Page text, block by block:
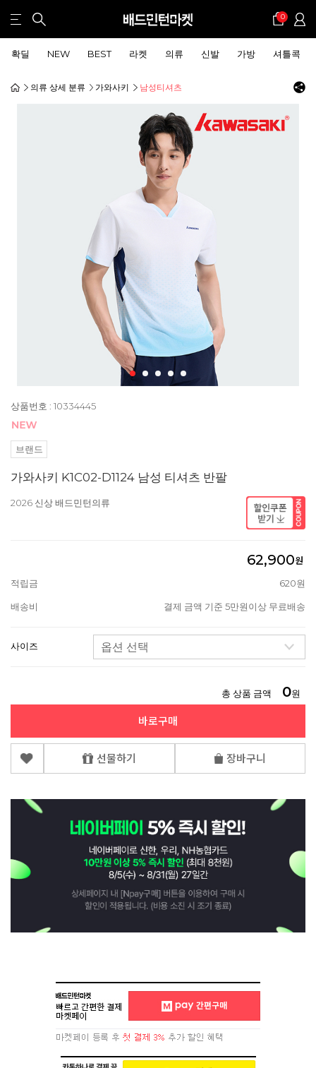
0
확딜 NEW BEST 라켓 의류 신발 가방 셔틀콕
의류 상세 분류 가와사키 남성티셔츠
상품번호 : 10334445
브랜드
가와사키 K1C02-D1124 남성 티셔츠 반팔
2026 신상 배드민턴의류
62,900원
적립금
620원
배송비 결제 금액 기준 5만원이상 무료배송
사이즈
총 상품 금액 0원
바로구매
선물하기 장바구니